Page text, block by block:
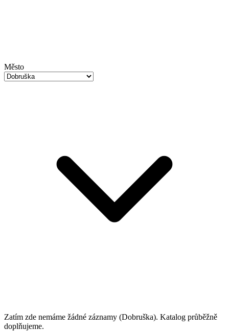
Město
Zatím zde nemáme žádné záznamy (Dobruška). Katalog průběžně
doplňujeme.